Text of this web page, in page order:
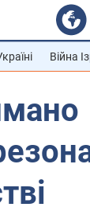
Війна